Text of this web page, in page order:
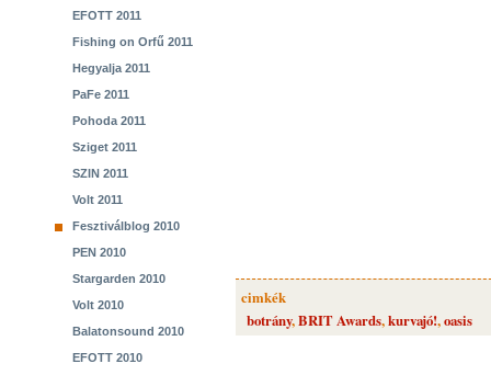
EFOTT 2011
Fishing on Orfű 2011
Hegyalja 2011
PaFe 2011
Pohoda 2011
Sziget 2011
SZIN 2011
Volt 2011
Fesztiválblog 2010
PEN 2010
Stargarden 2010
Volt 2010
Balatonsound 2010
EFOTT 2010
cimkék
botrány,BRIT Awards,kurvajó!,oasis